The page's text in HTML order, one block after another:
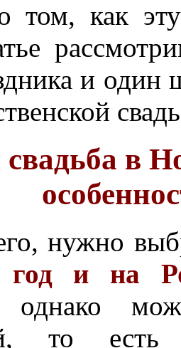
том, как
и
в
нужно
и на
однако
то есть